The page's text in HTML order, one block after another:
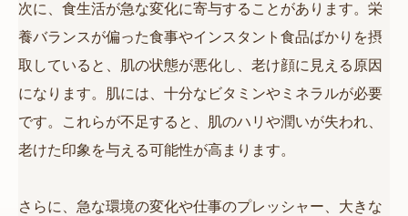
次に、食生活が急な変化に寄与することがあります。栄
養バランスが偏った食事やインスタント食品ばかりを摂
取していると、肌の状態が悪化し、老け顔に見える原因
になります。肌には、十分なビタミンやミネラルが必要
です。これらが不足すると、肌のハリや潤いが失われ、
老けた印象を与える可能性が高まります。
さらに、急な環境の変化や仕事のプレッシャー、大きな